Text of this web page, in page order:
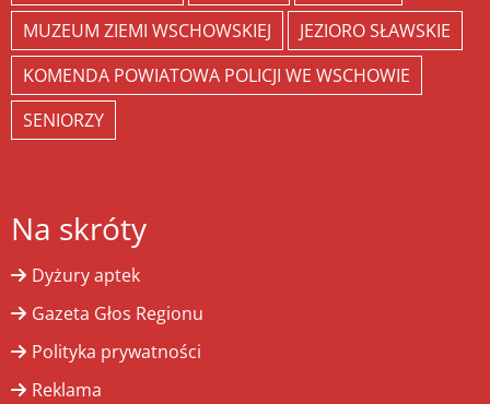
MUZEUM ZIEMI WSCHOWSKIEJ
JEZIORO SŁAWSKIE
KOMENDA POWIATOWA POLICJI WE WSCHOWIE
SENIORZY
Na skróty
Dyżury aptek
Gazeta Głos Regionu
Polityka prywatności
Reklama